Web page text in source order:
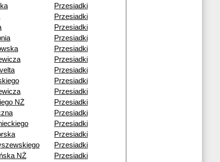
Przesiadki
Przesiadki
Przesiadki
Przesiadki
Przesiadki
Przesiadki
Przesiadki
Przesiadki
Przesiadki
NŻ
Przesiadki
Przesiadki
Przesiadki
Przesiadki
Przesiadki
NŻ
Przesiadki